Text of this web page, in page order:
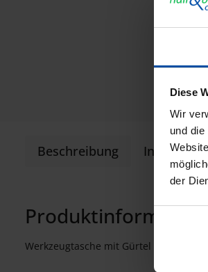
Diese
Wir
und
der
Beschreibung
Werkzeugtasche mit Gürtel Rondo